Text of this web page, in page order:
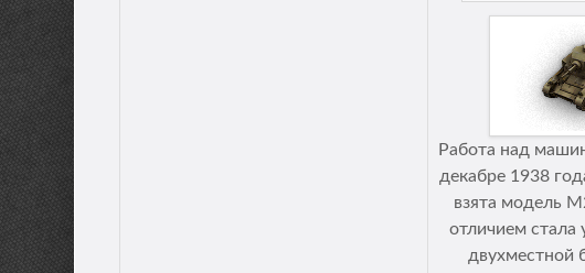
Работа над
декабре 1938
взята модель
отличием стала
двухместной